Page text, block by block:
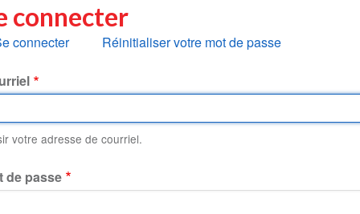
connecter
connecter Réinitialiser votre mot de passe
votre adresse de courriel.
de passe